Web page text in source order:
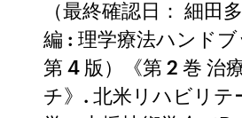
（最終確認日： 細田
編 : 理学療法ハンド
第 4 版）《第 2 巻 治
チ》. 北米リハビリテ